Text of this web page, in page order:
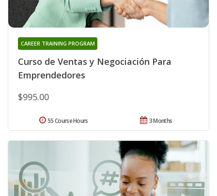
Curso de Ventas y Negociación Para
Emprendedores
CAREER TRAINING PROGRAM
$995.00
3 Months
55 Course Hours